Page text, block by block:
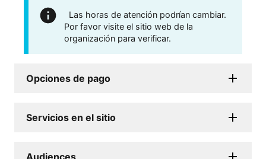
Las horas de atención podrían cambiar.
Por favor visite el sitio web de la
organización para verificar.
Opciones de pago
Servicios en el sitio
Audiences